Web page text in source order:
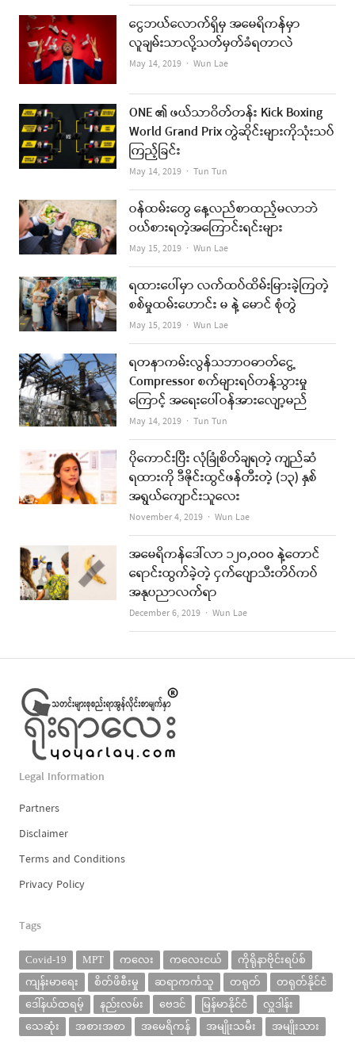
ငွေဘယ်လောက်ရှိမှ အမေရိကန်မှာ
လူချမ်းသာလို့သတ်မှတ်ခံရတာလဲ
May 14, 2019 Author
Wun Lae
ONE ၏ ဖယ်သာဝိတ်တန်း Kick Boxing
World Grand Prix တွဲဆိုင်းများကိုသုံးသပ်
ကြည့်ခြင်း
May 14, 2019 Author
Tun Tun
ဝန်ထမ်းတွေ နေ့လည်စာထည့်မလာဘဲ
ဝယ်စားရတဲ့အကြောင်းရင်းများ
May 15, 2019 Author
Wun Lae
ရထားပေါ်မှာ လက်ထပ်ထိမ်းမြားခဲ့ကြတဲ့
စစ်မှုထမ်းဟောင်း မ နဲ့ မောင် စုံတွဲ
May 15, 2019 Author
Wun Lae
ရတနာကမ်းလွန်သဘာဝဓာတ်ငွေ့
Compressor စက်များရပ်တန့်သွားမှု
ကြောင့် အရေးပေါ်ဝန်အားလျော့မည်
May 14, 2019 Author
Tun Tun
ပိုကောင်းပြီး လုံခြုံစိတ်ချရတဲ့ ကျည်ဆံ
ရထားကို ဒီဇိုင်းထွင်ဖန်တီးတဲ့ (၁၃) နှစ်
အရွယ်ကျောင်းသူလေး
November 4, 2019 Author
Wun Lae
အမေရိကန်ဒေါ်လာ ၁၂၀,၀၀၀ နဲ့တောင်
ရောင်းထွက်ခဲ့တဲ့ ငှက်ပျောသီးတိပ်ကပ်
အနုပညာလက်ရာ
December 6, 2019 Author
Wun Lae
Legal Information
Partners
Disclaimer
Terms and Conditions
Privacy Policy
Tags
Covid-19 MPT ကလေး ကလေးငယ်
ကိုရိုနာဗိုင်းရပ်စ်
ကျန်းမာရေး
စိတ်ဖိစီးမှု ဆရာကင်္ကသူ တရုတ်
တရုတ်နိုင်ငံ
ဒေါ်နယ်ထရမ့်
နည်းလမ်း ဗေဒင် မြန်မာနိုင်ငံ
လှူဒါန်း
သေဆုံး
အစားအစာ အမေရိကန် အမျိုးသမီး အမျိုးသား